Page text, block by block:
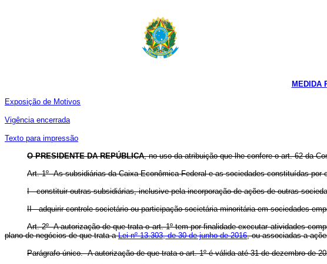
MEDIDA
Exposição de Motivos
Vigência encerrada
Texto para impressão
O PRESIDENTE DA REPÚBLICA, no uso da atribuição que lhe confere o art. 62 da
Art. 1º As subsidiárias da Caixa Econômica Federal e as sociedades constituídas por
I - constituir outras subsidiárias, inclusive pela incorporação de ações de outras
II - adquirir controle societário ou participação societária minoritária em sociedades
Art. 2º A autorização de que trata o art. 1º tem por finalidade executar atividades
plano de negócios de que trata aLei nº 13.303, de 30 de junho de 2016, ou associadas a
Parágrafo único. A autorização de que trata o art. 1º é válida até 31 de dezembro de